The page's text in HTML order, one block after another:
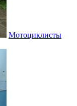
Мотоциклисты